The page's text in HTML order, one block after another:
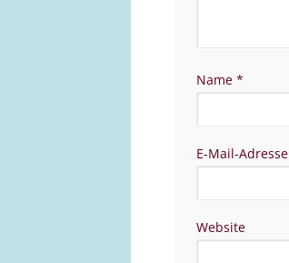
Name *
E-Mail-Adresse
Website